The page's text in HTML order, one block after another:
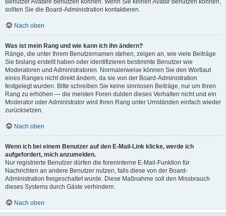
Benutzer Avatare benutzen können. Wenn Sie keinen Avatar benutzen können,
sollten Sie die Board-Administration kontaktieren.
Nach oben
Was ist mein Rang und wie kann ich ihn ändern?
Ränge, die unter Ihrem Benutzernamen stehen, zeigen an, wie viele Beiträge
Sie bislang erstellt haben oder identifizieren bestimmte Benutzer wie
Moderatoren und Administratoren. Normalerweise können Sie den Wortlaut
eines Ranges nicht direkt ändern, da sie von der Board-Administration
festgelegt wurden. Bitte schreiben Sie keine sinnlosen Beiträge, nur um Ihren
Rang zu erhöhen — die meisten Foren dulden dieses Verhalten nicht und ein
Moderator oder Administrator wird Ihren Rang unter Umständen einfach wieder
zurücksetzen.
Nach oben
Wenn ich bei einem Benutzer auf den E-Mail-Link klicke, werde ich
aufgefordert, mich anzumelden.
Nur registrierte Benutzer dürfen die foreninterne E-Mail-Funktion für
Nachrichten an andere Benutzer nutzen, falls diese von der Board-
Administration freigeschaltet wurde. Diese Maßnahme soll den Missbrauch
dieses Systems durch Gäste verhindern.
Nach oben